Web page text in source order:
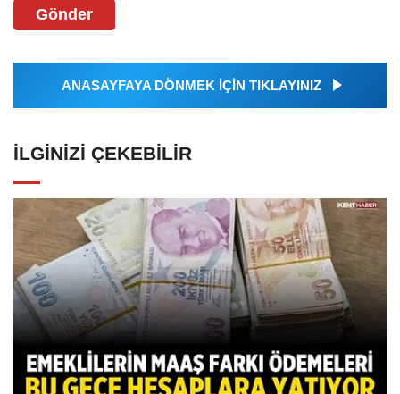
Gönder
ANASAYFAYA DÖNMEK İÇİN TIKLAYINIZ
İLGINIZI ÇEKEBILIR